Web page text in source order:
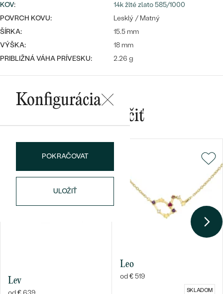
Wave kolekcia
PODĽA TVARU DRAHOKAMU
NA MIERU
DIAMANTY
náušnice
PREZRIEŤ
Personalizované
prívesky
Najpredávanejšie
prstene
PREZRIEŤ
KOV:
14k žlté zlato 585/1000
POVRCH KOVU:
Lesklý / Matný
ŠÍRKA:
15.5 mm
VÝŠKA:
18 mm
PRIBLIŽNÁ VÁHA PRÍVESKU:
2.26 g
Konfigurácia
POKRAČOVAT
ULOŽIŤ
Mohlo by sa vám páčiť
Lev
Leo
od € 519
SKLADOM